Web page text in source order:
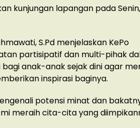
kunjungan lapangan pada
S.Pd menjelaskan KePo
partisipatif dan multi-pihak
anak-anak sejak dini agar
inspirasi baginya.
potensi minat dan
meraih cita-cita yang